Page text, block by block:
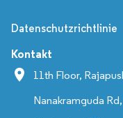
Datenschutzrichtlinie
Kontakt
11th Floor,
Nanakramguda